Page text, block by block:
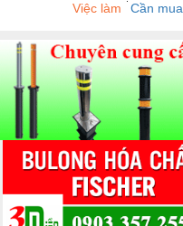
Việc làm Cần mua